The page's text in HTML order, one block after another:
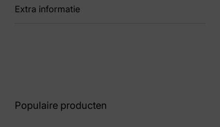
Extra informatie
Populaire producten